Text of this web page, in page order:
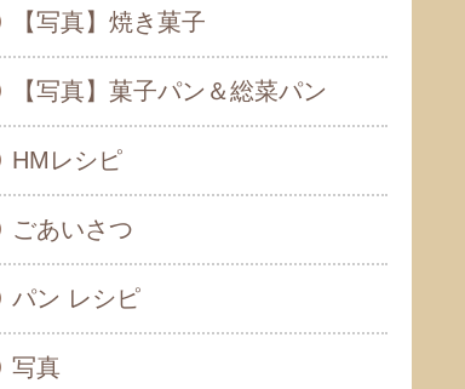
【写真】焼き菓子
【写真】菓子パン＆総菜パン
HMレシピ
ごあいさつ
パン レシピ
写真